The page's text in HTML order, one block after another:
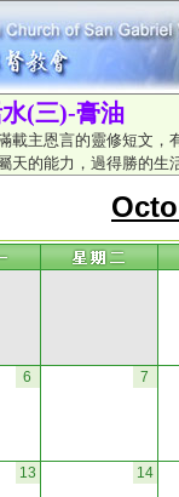
(三)-膏油
載主恩言的靈修短文，
天的能力，過得勝的生
6 7
13 14